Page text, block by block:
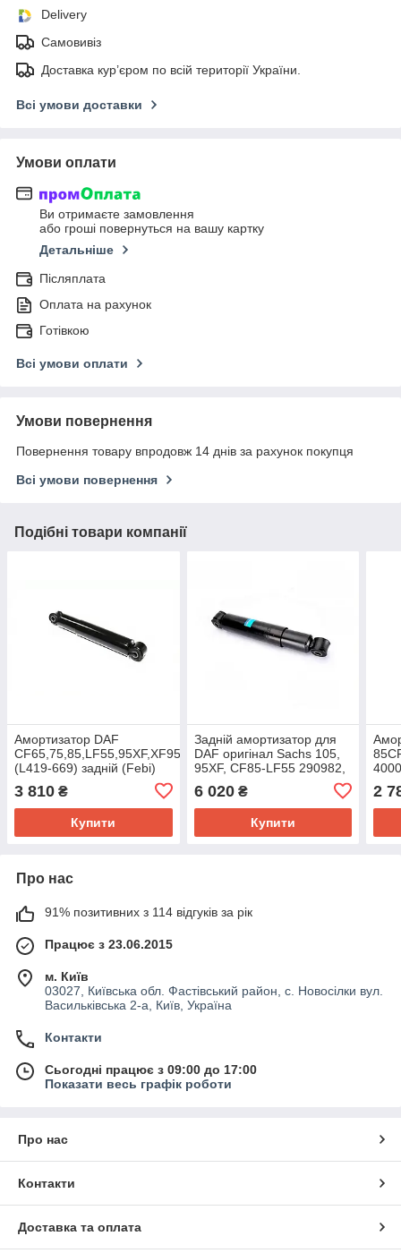
Delivery
Самовивіз
Доставка кур’єром по всій території України.
Всі умови доставки
Умови оплати
Ви отримаєте замовлення
або гроші повернуться на вашу картку
Детальніше
Післяплата
Оплата на рахунок
Готівкою
Всі умови оплати
Умови повернення
Повернення товару впродовж 14 днів за рахунок покупця
Всі умови повернення
Подібні товари компанії
Амортизатор DAF
CF65,75,85,LF55,95XF,XF95,105
(L419-669) задній (Febi)
3 810 ₴
Купити
Задній амортизатор для
DAF оригінал Sachs 105,
95XF, CF85-LF55 290982,
підвіски
6 020₴
Купити
2
Про нас
91% позитивних з 114 відгуків за рік
Працює з 23.06.2015
м. Київ
03027, Київська обл. Фастівський район, с. Новосілки вул.
Васильківська 2-а, Київ, Україна
Контакти
Сьогодні працює з 09:00 до 17:00
Показати весь графік роботи
Про нас
Контакти
Доставка та оплата